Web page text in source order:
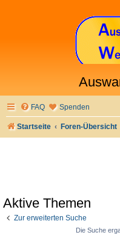
FAQ Spenden
Startseite Foren-Übersicht
Aktive Themen
Zur erweiterten Suche
Die Suche